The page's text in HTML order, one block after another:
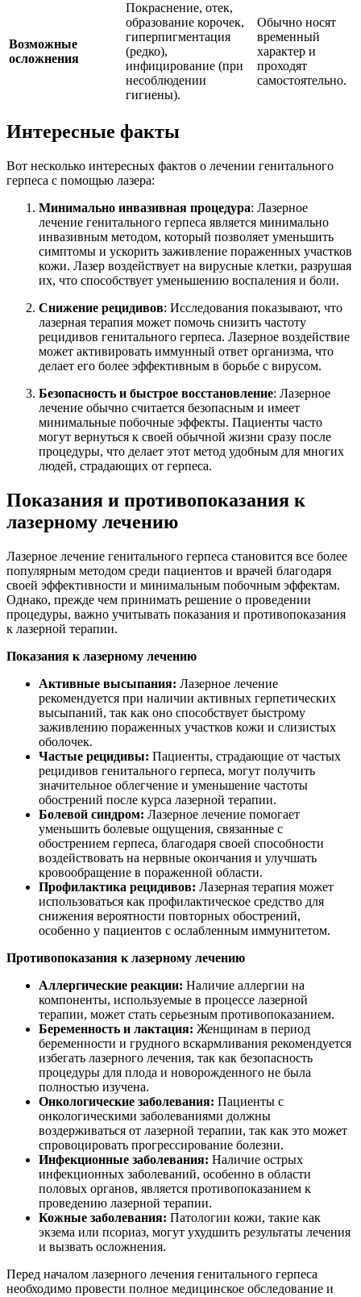
Возможные
осложнения
Покраснение, отек,
образование корочек,
гиперпигментация
(редко),
инфицирование (при
несоблюдении
гигиены).
Обычно носят
временный
характер и
проходят
самостоятельно.
Интересные факты
Вот несколько интересных фактов о лечении генитального
герпеса с помощью лазера:
Минимально инвазивная процедура: Лазерное
лечение генитального герпеса является минимально
инвазивным методом, который позволяет уменьшить
симптомы и ускорить заживление пораженных участков
кожи. Лазер воздействует на вирусные клетки, разрушая
их, что способствует уменьшению воспаления и боли.
Снижение рецидивов: Исследования показывают, что
лазерная терапия может помочь снизить частоту
рецидивов генитального герпеса. Лазерное воздействие
может активировать иммунный ответ организма, что
делает его более эффективным в борьбе с вирусом.
Безопасность и быстрое восстановление: Лазерное
лечение обычно считается безопасным и имеет
минимальные побочные эффекты. Пациенты часто
могут вернуться к своей обычной жизни сразу после
процедуры, что делает этот метод удобным для многих
людей, страдающих от герпеса.
Показания и противопоказания к
лазерному лечению
Лазерное лечение генитального герпеса становится все более
популярным методом среди пациентов и врачей благодаря
своей эффективности и минимальным побочным эффектам.
Однако, прежде чем принимать решение о проведении
процедуры, важно учитывать показания и противопоказания
к лазерной терапии.
Показания к лазерному лечению
Активные высыпания: Лазерное лечение
рекомендуется при наличии активных герпетических
высыпаний, так как оно способствует быстрому
заживлению пораженных участков кожи и слизистых
оболочек.
Частые рецидивы: Пациенты, страдающие от частых
рецидивов генитального герпеса, могут получить
значительное облегчение и уменьшение частоты
обострений после курса лазерной терапии.
Болевой синдром: Лазерное лечение помогает
уменьшить болевые ощущения, связанные с
обострением герпеса, благодаря своей способности
воздействовать на нервные окончания и улучшать
кровообращение в пораженной области.
Профилактика рецидивов: Лазерная терапия может
использоваться как профилактическое средство для
снижения вероятности повторных обострений,
особенно у пациентов с ослабленным иммунитетом.
Противопоказания к лазерному лечению
Аллергические реакции: Наличие аллергии на
компоненты, используемые в процессе лазерной
терапии, может стать серьезным противопоказанием.
Беременность и лактация: Женщинам в период
беременности и грудного вскармливания рекомендуется
избегать лазерного лечения, так как безопасность
процедуры для плода и новорожденного не была
полностью изучена.
Онкологические заболевания: Пациенты с
онкологическими заболеваниями должны
воздерживаться от лазерной терапии, так как это может
спровоцировать прогрессирование болезни.
Инфекционные заболевания: Наличие острых
инфекционных заболеваний, особенно в области
половых органов, является противопоказанием к
проведению лазерной терапии.
Кожные заболевания: Патологии кожи, такие как
экзема или псориаз, могут ухудшить результаты лечения
и вызвать осложнения.
Перед началом лазерного лечения генитального герпеса
необходимо провести полное медицинское обследование и